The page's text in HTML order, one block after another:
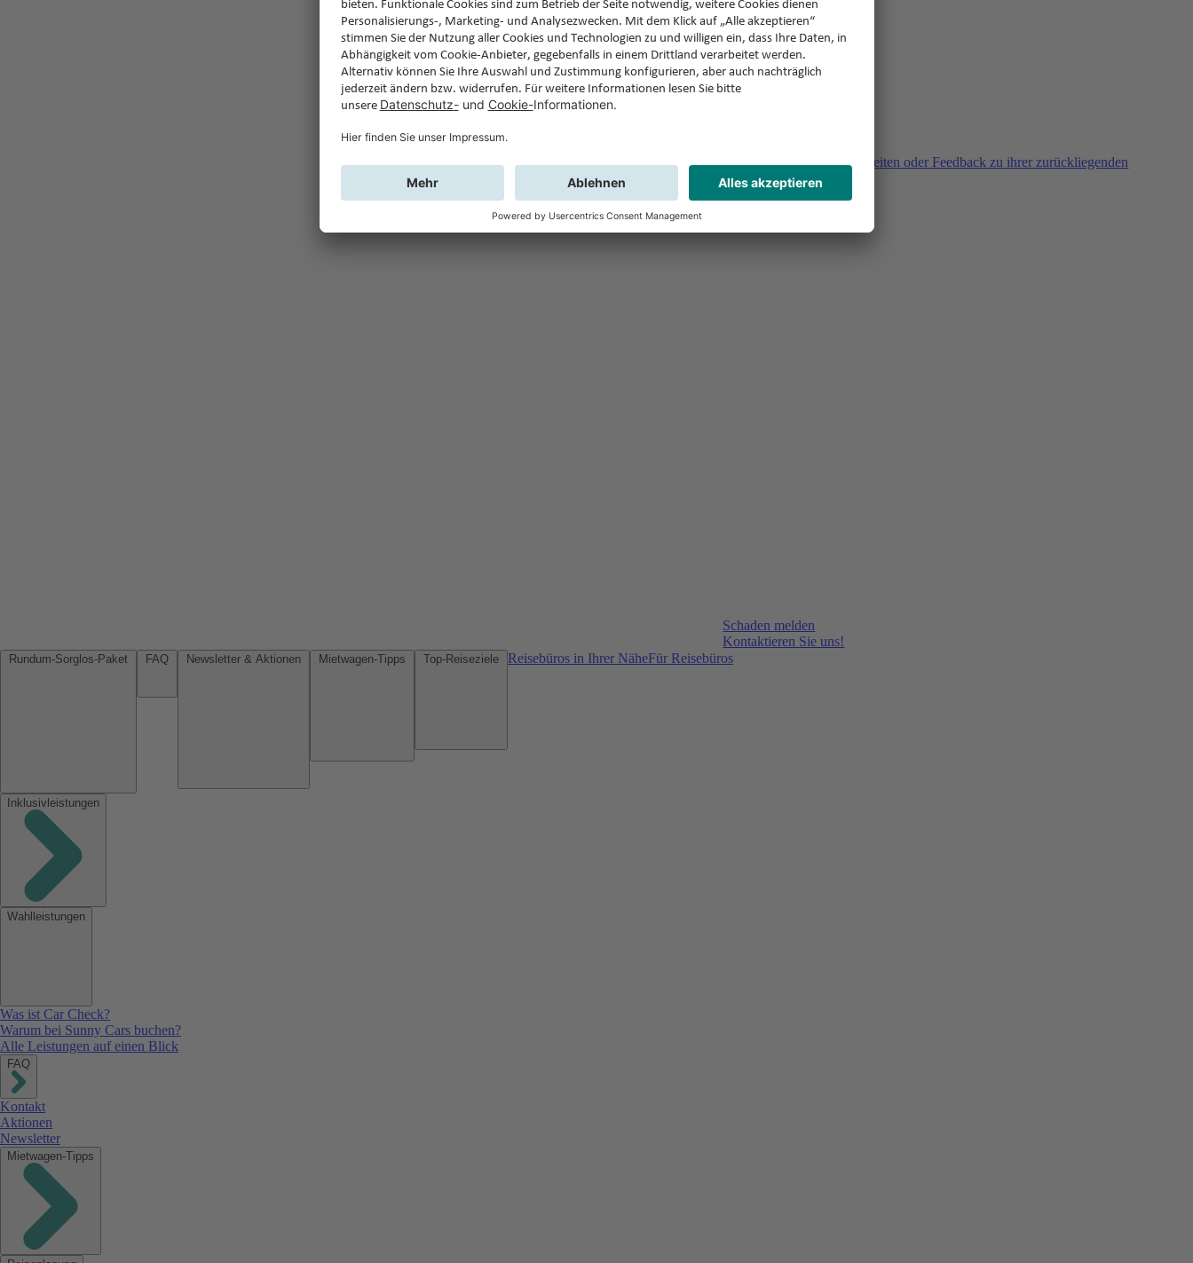
Sie haben Fragen, Unklarheiten oder Feedback zu ihrer zurückliegenden
Buchung?
Schaden melden
Kontaktieren Sie uns!
Reisebüros in Ihrer NäheFür Reisebüros
Inklusivleistungen
Wahlleistungen
Was ist Car Check?
Warum bei Sunny Cars buchen?
Alle Leistungen auf einen Blick
FAQ
Kontakt
Aktionen
Newsletter
Mietwagen-Tipps